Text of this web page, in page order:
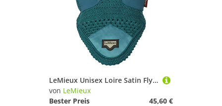
LeMieux Unisex Loire Satin Fly Hood Peacock X-Large
von LeMieux
Bester Preis
45,60 €